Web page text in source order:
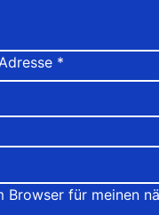
*
Browser für meinen